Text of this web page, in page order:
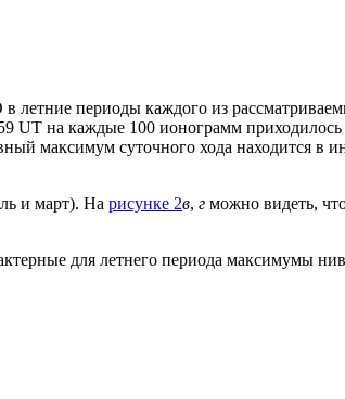
летние периоды каждого из
UT на каждые 100 ионограмм
максимум суточного хода находится
и март). На рисунке 2в, г можно видеть,
для летнего периода максимумы